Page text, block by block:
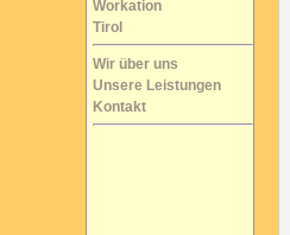
Workation
Tirol
Wir über uns
Unsere Leistungen
Kontakt